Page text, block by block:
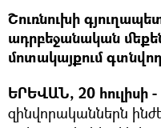
Շուռնուխի
ադրբեջանական
մոտակայքում
ԵՐԵՎԱՆ, 20 հուլիսի -
զինվորականներն